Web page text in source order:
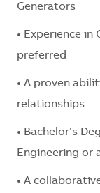
Generators
• Experience in
preferred
• A proven
relationships
• Bachelor’s
Engineering or
• A